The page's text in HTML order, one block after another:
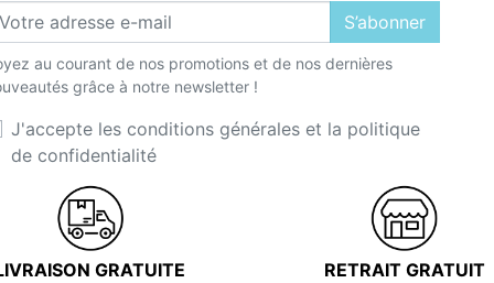
S’abonner
au courant de nos promotions et de nos dernières
grâce à notre newsletter !
J'accepte les conditions générales et la politique
de confidentialité
GRATUITE
RETRAIT GRATUIT